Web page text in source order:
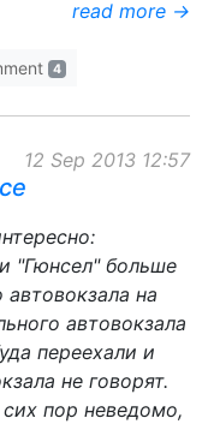
read more →
4
12 Sep 2013 12:57
"Гюнсел" больше
автовокзала на
автовокзала
переехали и
не говорят.
пор неведомо,